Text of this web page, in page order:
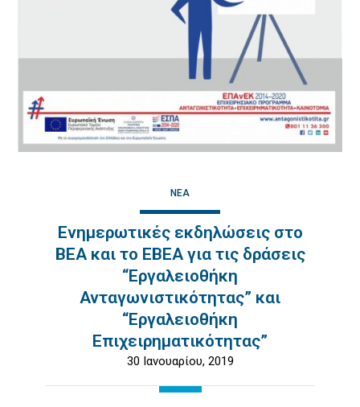
ΝΈΑ
Ενημερωτικές εκδηλώσεις στo
ΒΕΑ και το ΕΒΕΑ για τις δράσεις
“Εργαλειοθήκη
Ανταγωνιστικότητας” και
“Εργαλειοθήκη
Επιχειρηματικότητας”
30 Ιανουαρίου, 2019